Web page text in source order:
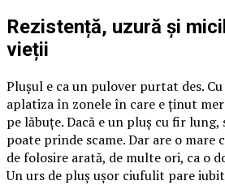
Rezistență, uzură și
vieții
Plușul e ca un pulover purtat des.
aplatiza în zonele în care e ținut
pe lăbuțe. Dacă e un pluș cu fir
poate prinde scame. Dar are o mare
de folosire arată, de multe ori, ca o
Un urs de pluș ușor ciufulit pare